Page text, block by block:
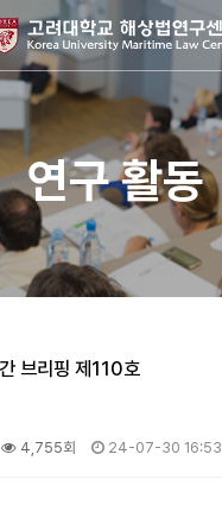
연구 활동
브리핑 제110호
4,755회 24-07-30 16:53